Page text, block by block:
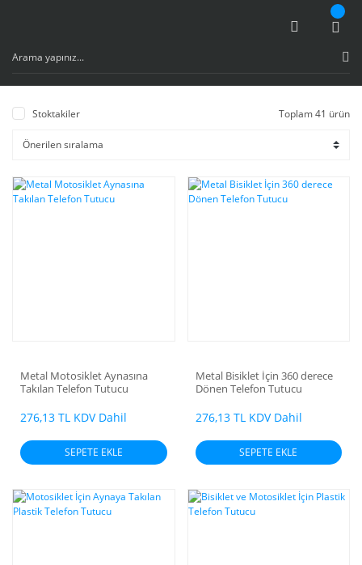
Stoktakiler Toplam 41 ürün
Metal Motosiklet Aynasına
Takılan Telefon Tutucu
276,13 TL KDV Dahil
SEPETE EKLE
Metal Bisiklet İçin 360 derece
Dönen Telefon Tutucu
276,13 TL KDV Dahil
SEPETE EKLE